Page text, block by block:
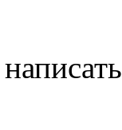
написать